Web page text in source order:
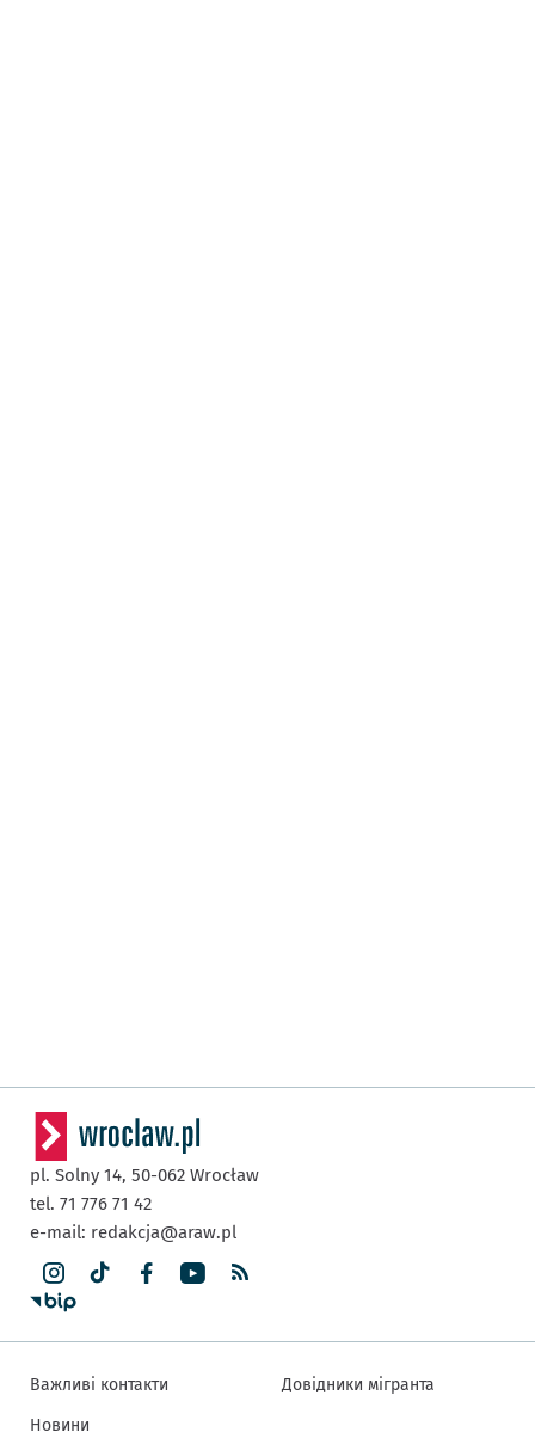
pl. Solny 14, 50-062 Wrocław
tel. 71 776 71 42
e-mail: redakcja@araw.pl
Важливі контакти
Новини
Довідники мігранта